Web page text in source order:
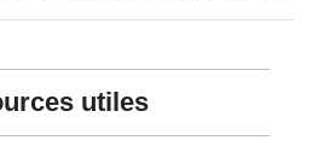
utiles